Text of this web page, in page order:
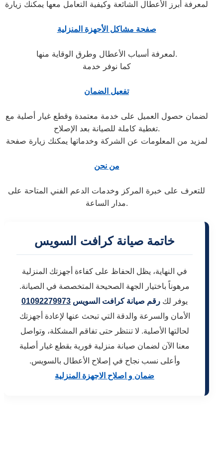
لمعرفة أبرز الأعطال الشائعة وكيفية التعامل معها يمكنك زيارة
صفحة مشاكل الأجهزة المنزلية
لمعرفة أسباب الأعطال وطرق الوقاية منها.
كما نوفر خدمة
تفعيل الضمان
لضمان حصول العميل على خدمة معتمدة وقطع غيار أصلية مع
تغطية كاملة للصيانة بعد الإصلاح.
لمزيد من المعلومات عن الشركة وخدماتها يمكنك زيارة صفحة
من نحن
للتعرف على خبرة المركز وخدمات الدعم الفني المتاحة على
مدار الساعة.
خاتمة صيانة كرافت السويس
في النهاية، يظل الحفاظ على كفاءة أجهزتك المنزلية
مرهوناً باختيار الجهة الصحيحة المتخصصة في الصيانة.
يوفر لك رقم صيانة كرافت السويس 01092279973
الأمان والسرعة والدقة التي تبحث عنها لإعادة أجهزتك
لحالتها الأصلية. لا تنتظر حتى تفاقم المشكلة، وتواصل
معنا الآن لضمان صيانة منزلية فورية بقطع غيار أصلية
وأعلى نسب نجاح في إصلاح الأعطال بالسويس.
ضمان و اصلاح الاجهزة المنزلية